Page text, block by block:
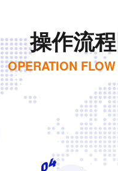
操作流
OPERATION